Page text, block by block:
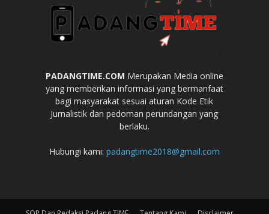
PADANGTIME.COM Merupakan Media online
yang memberikan informasi yang bermanfaat
bagi masyarakat sesuai aturan Kode Etik
Jurnalistik dan pedoman perundangan yang
berlaku.
Hubungi kami: padangtime2018@gmail.com